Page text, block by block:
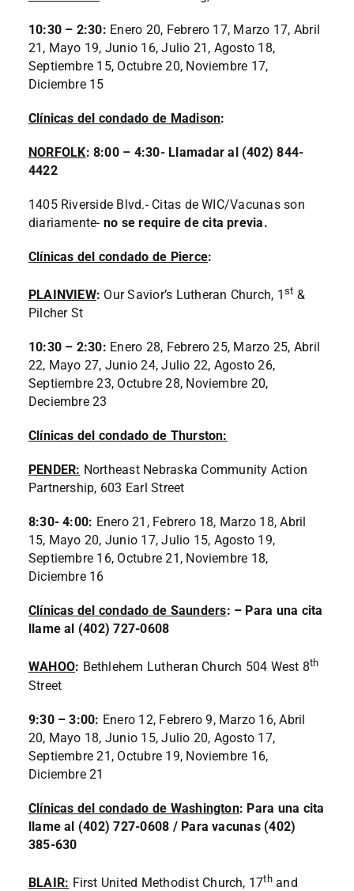
10:30 – 2:30: Enero 20, Febrero 17, Marzo 17, Abril
21, Mayo 19, Junio 16, Julio 21, Agosto 18,
Septiembre 15, Octubre 20, Noviembre 17,
Diciembre 15
Clínicas del condado de Madison:
NORFOLK: 8:00 – 4:30- Llamadar al (402) 844-
4422
1405 Riverside Blvd.- Citas de WIC/Vacunas son
diariamente-no se require de cita previa.
Clínicas del condado de Pierce:
PLAINVIEW: Our Savior’s Lutheran Church, 1 st &
Pilcher St
10:30 – 2:30: Enero 28, Febrero 25, Marzo 25, Abril
22, Mayo 27, Junio 24, Julio 22, Agosto 26,
Septiembre 23, Octubre 28, Noviembre 20,
Deciembre 23
Clínicas del condado de Thurston:
PENDER: Northeast Nebraska Community Action
Partnership, 603 Earl Street
8:30- 4:00: Enero 21, Febrero 18, Marzo 18, Abril
15, Mayo 20, Junio 17, Julio 15, Agosto 19,
Septiembre 16, Octubre 21, Noviembre 18,
Diciembre 16
Clínicas del condado de Saunders: – Para una cita
llame al (402) 727-0608
WAHOO: Bethlehem Lutheran Church 504 West 8th
Street
9:30 – 3:00: Enero 12, Febrero 9, Marzo 16, Abril
20, Mayo 18, Junio 15, Julio 20, Agosto 17,
Septiembre 21, Octubre 19, Noviembre 16,
Diciembre 21
Clínicas del condado de Washington: Para una cita
llame al (402) 727-0608 / Para vacunas (402)
385-630
BLAIR: First United Methodist Church, 17thand